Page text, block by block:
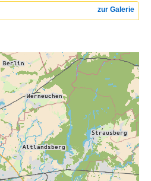
zur Galerie